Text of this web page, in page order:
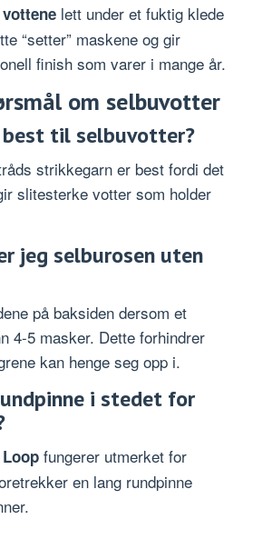
lett under et fuktig klede
“setter” maskene og gir
finish som varer i mange år.
om selbuvotter
til selbuvotter?
strikkegarn er best fordi det
slitesterke votter som holder
jeg selburosen uten
på baksiden dersom et
4-5 masker. Dette forhindrer
kan henge seg opp i.
i stedet for
fungerer utmerket for
en lang rundpinne